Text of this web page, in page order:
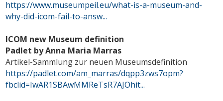
https://www.museumpeil.eu/what-is-a-museum-and-
why-did-icom-fail-to-answ...
ICOM new Museum definition
Padlet by Anna Maria Marras
Artikel-Sammlung zur neuen Museumsdefinition
https://padlet.com/am_marras/dqpp3zws7opm?
fbclid=IwAR1SBAwMMReTsR7AJOhit...